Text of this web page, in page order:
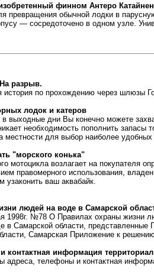
финном Антеро
превращения обычной лодки в
— сосредоточено в одном узле.
На разрыв.
история по прохождению через шлюзы
лодок и катеров
выходные дни Вы конечно можете
необходимость пополнить
местности для выбор наиболее
"морского конька"
мотоцикла возлагает на покупателя
правомерного использования,
узаконить ваш аквабайк.
людей на воде в Самарской
№78 О Правилах охраны жизни
в Самарской области, представленные
Самарская Приложение к
контактная информация
адреса, телефоны и контактная